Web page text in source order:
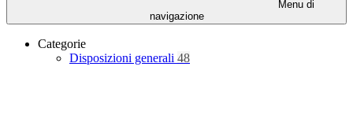
Menu di
navigazione
Categorie
Disposizioni generali 48